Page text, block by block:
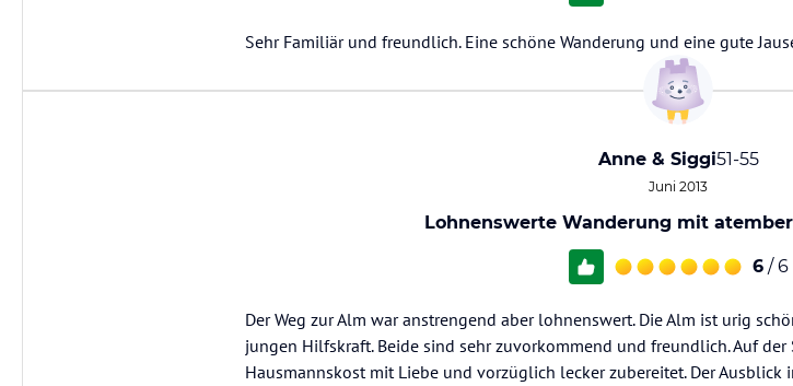
Sehr Familiär und freundlich. Eine schöne Wanderung und eine gute
Anne & Siggi51-55
Juni 2013
Lohnenswerte Wanderung mit
6 / 6
Der Weg zur Alm war anstrengend aber lohnenswert. Die Alm ist urig
jungen Hilfskraft. Beide sind sehr zuvorkommend und freundlich. Auf
Hausmannskost mit Liebe und vorzüglich lecker zubereitet. Der Ausblick